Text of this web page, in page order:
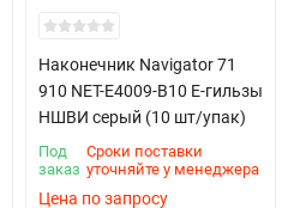
Наконечник Navigator 71
910 NET-E4009-B10 Е-гильзы
НШВИ серый (10 шт/упак)
Под
заказ
Сроки поставки
уточняйте у менеджера
Цена по запросу